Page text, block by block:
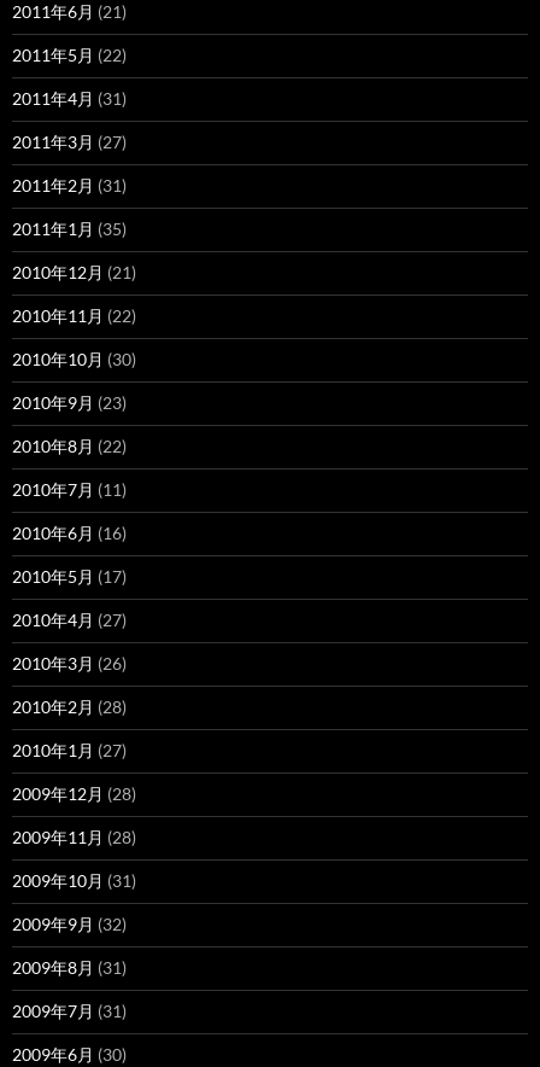
2011年6月 (21)
2011年5月 (22)
2011年4月 (31)
2011年3月 (27)
2011年2月 (31)
2011年1月 (35)
2010年12月 (21)
2010年11月 (22)
2010年10月 (30)
2010年9月 (23)
2010年8月 (22)
2010年7月 (11)
2010年6月 (16)
2010年5月 (17)
2010年4月 (27)
2010年3月 (26)
2010年2月 (28)
2010年1月 (27)
2009年12月 (28)
2009年11月 (28)
2009年10月 (31)
2009年9月 (32)
2009年8月 (31)
2009年7月 (31)
2009年6月 (30)